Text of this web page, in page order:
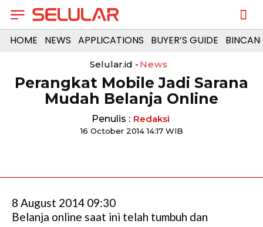
HOME NEWS APPLICATIONS BUYER’S GUIDE
Selular.id - News
Perangkat Mobile Jadi Sarana
Mudah Belanja Online
Penulis : Redaksi
16 October 2014 14:17 WIB
8 August 2014 09:30
Belanja online saat ini telah tumbuh dan